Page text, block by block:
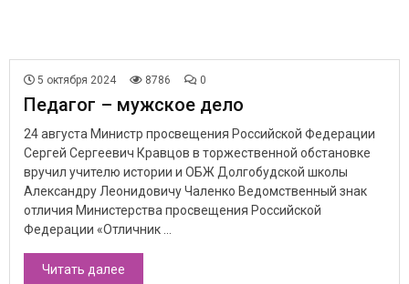
5 октября 2024 8786 0
Педагог – мужское дело
24 августа Министр просвещения Российской Федерации
Сергей Сергеевич Кравцов в торжественной обстановке
вручил учителю истории и ОБЖ Долгобудской школы
Александру Леонидовичу Чаленко Ведомственный знак
отличия Министерства просвещения Российской
Федерации «Отличник ...
Читать далее